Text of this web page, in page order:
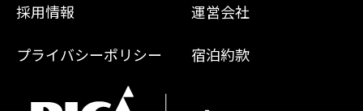
採用情報 運営会社
プライバシーポリシー 宿泊約款